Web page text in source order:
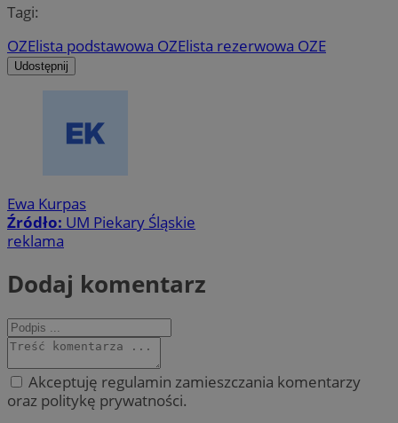
Tagi:
OZElista podstawowa OZElista rezerwowa OZE
Udostępnij
Ewa Kurpas
Źródło: UM Piekary Śląskie
reklama
Dodaj komentarz
Akceptuję regulamin zamieszczania komentarzy
oraz politykę prywatności.